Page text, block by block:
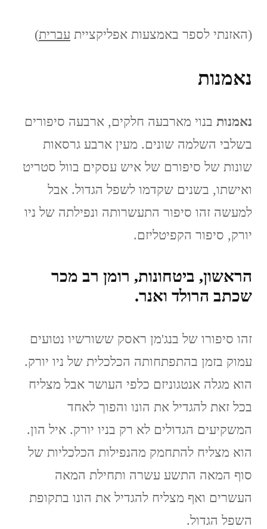
(האזנתי לספר באמצעות אפליקציית עברית)
נאמנות
נאמנות בנוי מארבעה חלקים, ארבעה סיפורים
בשלבי השלמה שונים. מעין ארבע גרסאות
שונות של סיפורם של איש עסקים בוול סטריט
ואישתו, בשנים שקדמו לשפל הגדול. אבל
למעשה זהו סיפור התעשרותה ונפילתה של ניו
יורק, סיפור הקפיטליזם.
הראשון, ביטחונות, רומן רב מכר
שכתב הרולד ואנר.
זהו סיפורו של בנג'מן ראסק ששורשיו נטועים
עמוק בזמן בהתפתחותה הכלכלית של ניו יורק.
הוא מגלה אנטגוניזם כלפי העושר אבל מצליח
בכל זאת להגדיל את הונו והפוך לאחד
המשקיעים הגדולים לא רק בניו יורק. איל הון.
הוא מצליח להתחמק מהנפילות הכלכליות של
סוף המאה התשע עשרה ותחילת המאה
העשרים ואף מצליח להגדיל את הונו בתקופת
השפל הגדול.